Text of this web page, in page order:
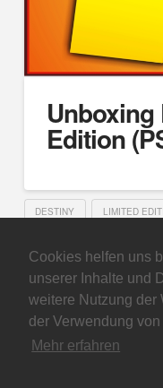
Cookies helfen uns
unserer Inhalte und
weitere Nutzung der
der Verwendung
Mehr erfahren
Edition
DESTINY LIMITED